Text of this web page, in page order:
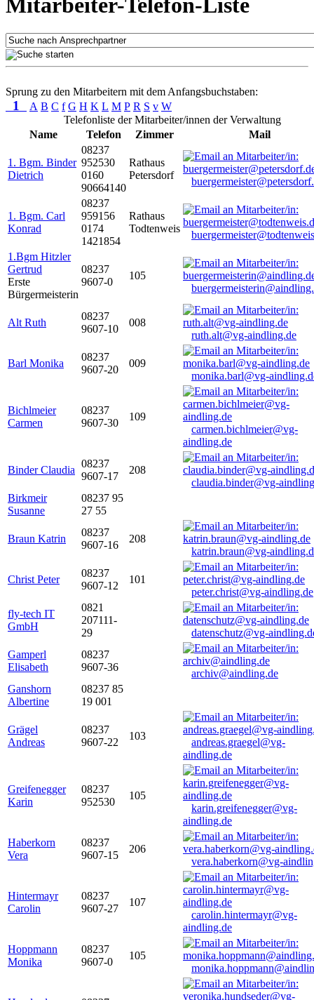
Sprung zu den Mitarbeitern mit dem Anfangsbuchstaben:
1 A B C f G H K L M P R S v W
Telefonliste der Mitarbeiter/innen der Verwaltung
Name
Telefon Zimmer Mail
1. Bgm. Binder
Dietrich
08237
952530
0160
90664140
Rathaus
Petersdorf
1. Bgm. Carl
Konrad
08237
959156
0174
1421854
Rathaus
Todtenweis
1.Bgm Hitzler
Gertrud
Erste
Bürgermeisterin
08237
9607-0
105
Alt Ruth
08237
9607-10
008
ruth.alt@vg-aindling.de
Barl Monika
08237
9607-20
009
monika.barl@vg-
Bichlmeier
Carmen
08237
9607-30
109
carmen.bichlmeier@vg-
aindling.de
Binder Claudia
08237
9607-17
208
claudia.binder@vg-
Birkmeir
Susanne
08237 95
27 55
Braun Katrin
08237
9607-16
208
katrin.braun@vg-
Christ Peter
08237
9607-12
101
peter.christ@vg-aindling.de
fly-tech IT
GmbH
0821
207111-
29
datenschutz@vg-
Gamperl
Elisabeth
08237
9607-36
archiv@aindling.de
Ganshorn
Albertine
08237 85
19 001
Grägel
Andreas
08237
9607-22
103
andreas.graegel@vg-
aindling.de
Greifenegger
Karin
08237
952530
105
karin.greifenegger@vg-
aindling.de
Haberkorn
Vera
08237
9607-15
206
vera.haberkorn@vg-
Hintermayr
Carolin
08237
9607-27
107
carolin.hintermayr@vg-
aindling.de
Hoppmann
Monika
08237
9607-0
105